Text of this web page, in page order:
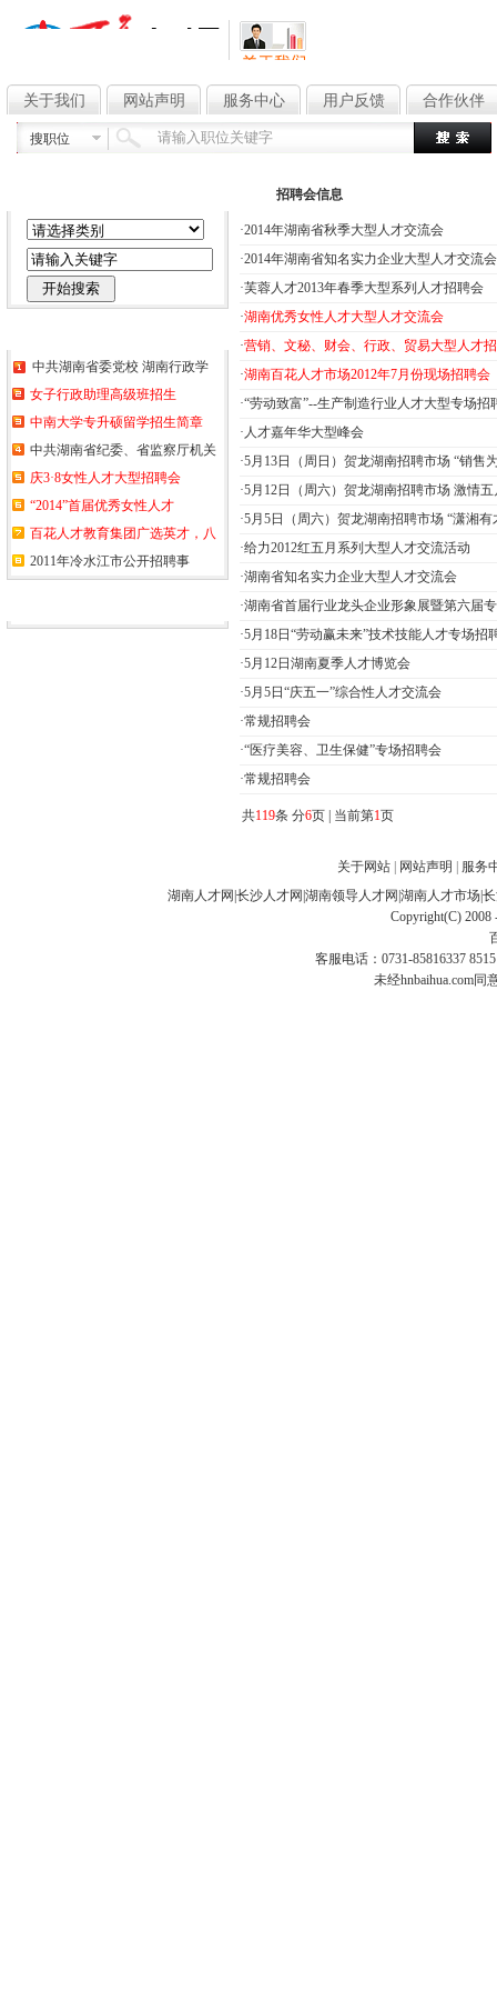
关于我们 网站声明 服务中心 用户反馈 合作伙伴
搜职位
中共湖南省委党校 湖南行政学
女子行政助理高级班招生
中南大学专升硕留学招生简章
中共湖南省纪委、省监察厅机关
庆3·8女性人才大型招聘会
“2014”首届优秀女性人才
百花人才教育集团广选英才，八
2011年冷水江市公开招聘事
招聘会信息
·2014年湖南省秋季大型人才交流会
·2014年湖南省知名实力企业大型人才交流会
·芙蓉人才2013年春季大型系列人才招聘会
·湖南优秀女性人才大型人才交流会
·营销、文秘、财会、行政、贸易大型人才
·湖南百花人才市场2012年7月份现场招聘会
·“劳动致富”--生产制造行业人才大型专场招
· 人才嘉年华大型峰会
·5月13日（周日）贺龙湖南招聘市场 “销售
·5月12日（周六）贺龙湖南招聘市场 激情五
·5月5日（周六）贺龙湖南招聘市场 “潇湘有
·给力2012红五月系列大型人才交流活动
·湖南省知名实力企业大型人才交流会
·湖南省首届行业龙头企业形象展暨第六届
·5月18日“劳动赢未来”技术技能人才专场招
·5月12日湖南夏季人才博览会
·5月5日“庆五一”综合性人才交流会
·常规招聘会
·“医疗美容、卫生保健”专场招聘会
·常规招聘会
共119条 分6页 | 当前第1页
关于网站 网站声明
服务
湖南人才网 长沙人才网 湖南领导人才网 湖南人才市场
Copyright(C) 2008
客服电话：0731-85816337
未经hnbaihua.com